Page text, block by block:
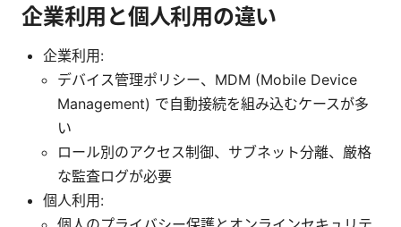
企業利用と個人利用の違い
企業利用:
デバイス管理ポリシー、MDM (Mobile Device
Management) で自動接続を組み込むケースが多
い
ロール別のアクセス制御、サブネット分離、厳格
な監査ログが必要
個人利用: